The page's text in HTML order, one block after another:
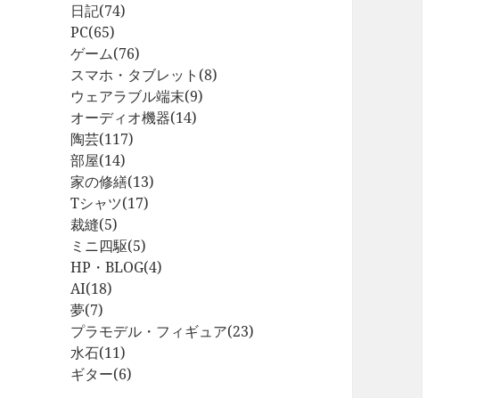
日記(74)
PC(65)
ゲーム(76)
スマホ・タブレット (8)
ウェアラブル端末(9)
オーディオ機器(14)
陶芸(117)
部屋(14)
家の修繕(13)
Tシャツ(17)
裁縫(5)
ミニ四駆(5)
HP・BLOG(4)
AI(18)
夢(7)
プラモデル・フィギュア(23)
水石(11)
ギター(6)